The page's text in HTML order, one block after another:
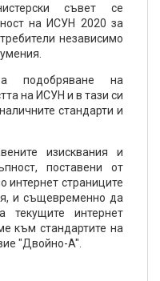
съвет се
на ИСУН 2020 за
независимо
подобряване на
на ИСУН и в тази си
стандарти и
изисквания и
поставени от
интернет страниците
и същевременно да
текущите интернет
към стандартите на
"Двойно-A".